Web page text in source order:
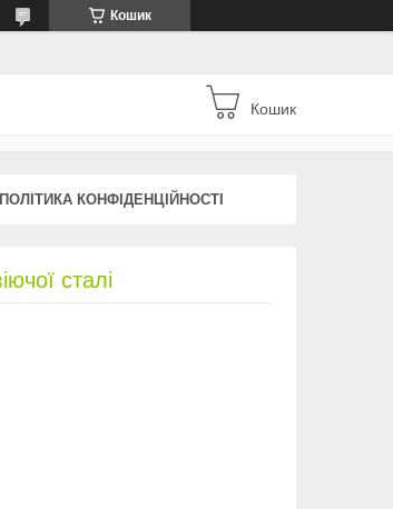
Кошик
Кошик
ПОЛІТИКА КОНФІДЕНЦІЙНОСТІ
сталі